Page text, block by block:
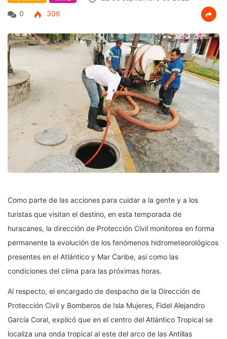
0
306
Como parte de las acciones para cuidar a la gente y a los
turistas que visitan el destino, en esta temporada de
huracanes, la dirección de Protección Civil monitorea en forma
permanente la evolución de los fenómenos hidrometeorológicos
presentes en el Atlántico y Mar Caribe, así como las
condiciones del clima para las próximas horas.
Al respecto, el encargado de despacho de la Dirección de
Protección Civil y Bomberos de Isla Mujeres, Fidel Alejandro
García Coral, explicó que en el centro del Atlántico Tropical se
localiza una onda tropical al este del arco de las Antillas